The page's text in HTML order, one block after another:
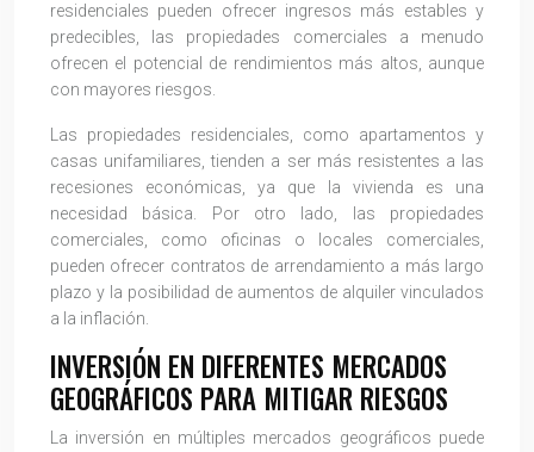
residenciales pueden ofrecer ingresos más estables y
predecibles, las propiedades comerciales a menudo
ofrecen el potencial de rendimientos más altos, aunque
con mayores riesgos.
Las propiedades residenciales, como apartamentos y
casas unifamiliares, tienden a ser más resistentes a las
recesiones económicas, ya que la vivienda es una
necesidad básica. Por otro lado, las propiedades
comerciales, como oficinas o locales comerciales,
pueden ofrecer contratos de arrendamiento a más largo
plazo y la posibilidad de aumentos de alquiler vinculados
a la inflación.
INVERSIÓN EN DIFERENTES MERCADOS
GEOGRÁFICOS PARA MITIGAR RIESGOS
La inversión en múltiples mercados geográficos puede